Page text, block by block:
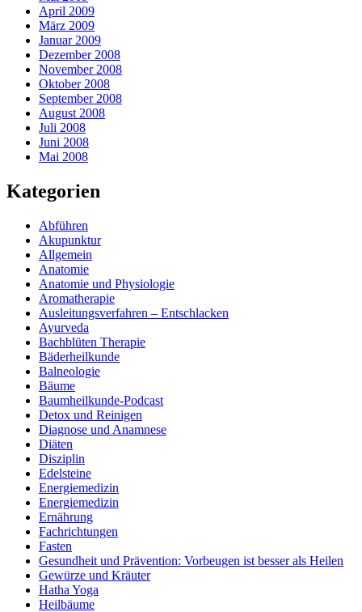
April 2009
März 2009
Januar 2009
Dezember 2008
November 2008
Oktober 2008
September 2008
August 2008
Juli 2008
Juni 2008
Mai 2008
Kategorien
Abführen
Akupunktur
Allgemein
Anatomie
Anatomie und Physiologie
Aromatherapie
Ausleitungsverfahren – Entschlacken
Ayurveda
Bachblüten Therapie
Bäderheilkunde
Balneologie
Bäume
Baumheilkunde-Podcast
Detox und Reinigen
Diagnose und Anamnese
Diäten
Disziplin
Edelsteine
Energiemedizin
Energiemedizin
Ernährung
Fachrichtungen
Fasten
Gesundheit und Prävention: Vorbeugen ist besser als Heilen
Gewürze und Kräuter
Hatha Yoga
Heilbäume